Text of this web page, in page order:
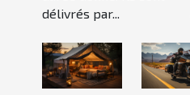
délivrés par...